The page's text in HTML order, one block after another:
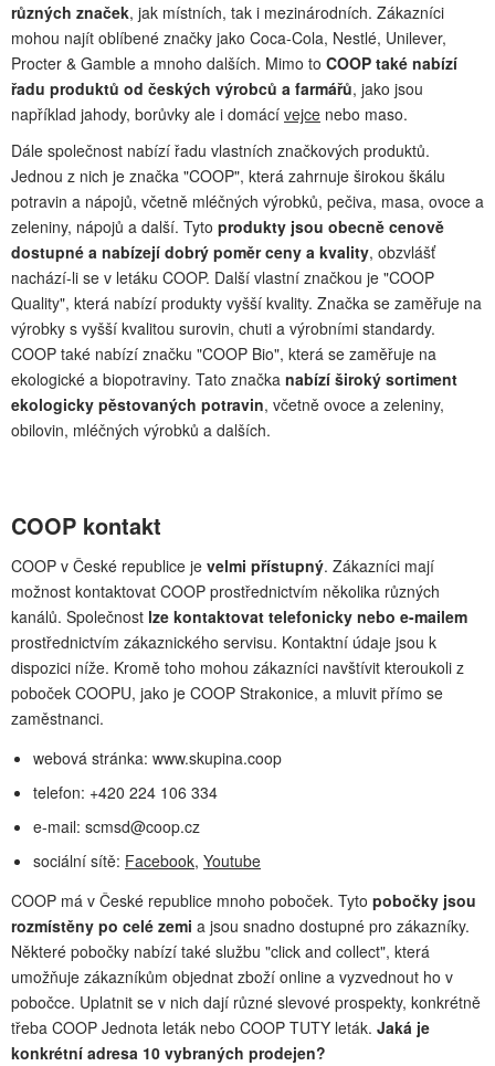
různých značek, jak místních, tak i mezinárodních. Zákazníci
mohou najít oblíbené značky jako Coca-Cola, Nestlé, Unilever,
Procter & Gamble a mnoho dalších. Mimo to COOP také nabízí
řadu produktů od českých výrobců a farmářů, jako jsou
například jahody, borůvky ale i domácí vejce nebo maso.
Dále společnost nabízí řadu vlastních značkových produktů.
Jednou z nich je značka "COOP", která zahrnuje širokou škálu
potravin a nápojů, včetně mléčných výrobků, pečiva, masa, ovoce a
zeleniny, nápojů a další. Tyto produkty jsou obecně cenově
dostupné a nabízejí dobrý poměr ceny a kvality, obzvlášť
nachází-li se v letáku COOP. Další vlastní značkou je "COOP
Quality", která nabízí produkty vyšší kvality. Značka se zaměřuje na
výrobky s vyšší kvalitou surovin, chuti a výrobními standardy.
COOP také nabízí značku "COOP Bio", která se zaměřuje na
ekologické a biopotraviny. Tato značka nabízí široký sortiment
ekologicky pěstovaných potravin, včetně ovoce a zeleniny,
obilovin, mléčných výrobků a dalších.
COOP kontakt
COOP v České republice je velmi přístupný. Zákazníci mají
možnost kontaktovat COOP prostřednictvím několika různých
kanálů. Společnost lze kontaktovat telefonicky nebo e-mailem
prostřednictvím zákaznického servisu. Kontaktní údaje jsou k
dispozici níže. Kromě toho mohou zákazníci navštívit kteroukoli z
poboček COOPU, jako je COOP Strakonice, a mluvit přímo se
zaměstnanci.
webová stránka: www.skupina.coop
telefon: +420 224 106 334
e-mail: scmsd@coop.cz
sociální sítě: Facebook, Youtube
COOP má v České republice mnoho poboček. Tyto pobočky jsou
rozmístěny po celé zemi a jsou snadno dostupné pro zákazníky.
Některé pobočky nabízí také službu "click and collect", která
umožňuje zákazníkům objednat zboží online a vyzvednout ho v
pobočce. Uplatnit se v nich dají různé slevové prospekty, konkrétně
třeba COOP Jednota leták nebo COOP TUTY leták. Jaká je
konkrétní adresa 10 vybraných prodejen?